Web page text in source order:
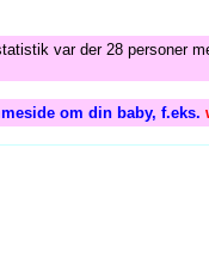
var der 28 personer
om din baby, f.eks.